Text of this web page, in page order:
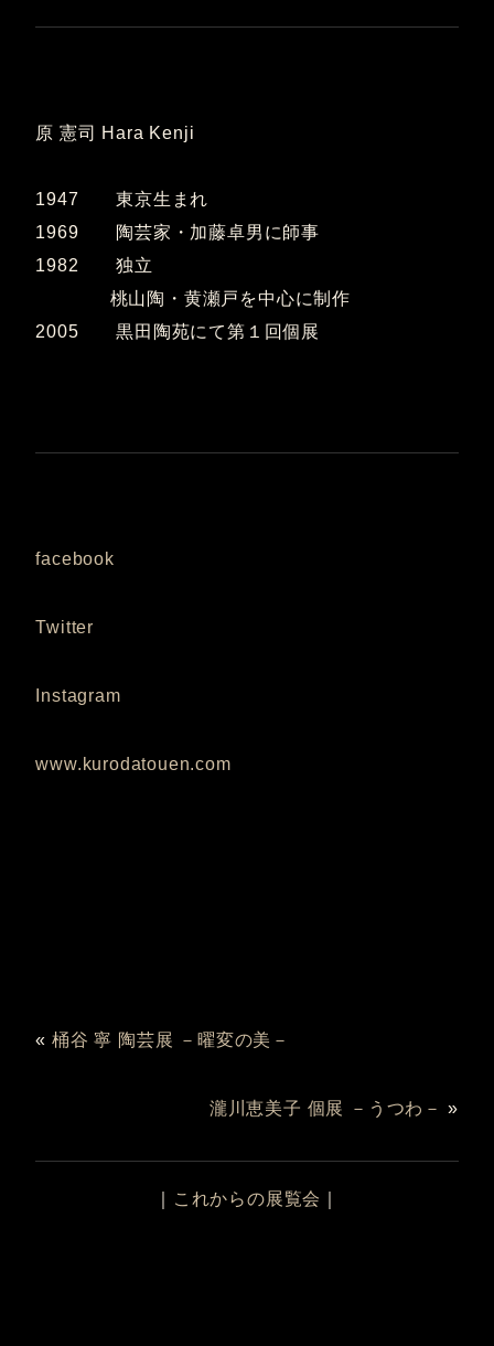
原 憲司 Hara Kenji
1947 東京生まれ
1969 陶芸家・加藤卓男に師事
1982 独立
桃山陶・黄瀬戸を中心に制作
2005 黒田陶苑にて第１回個展
facebook
Twitter
Instagram
www.kurodatouen.com
«桶谷 寧 陶芸展 －曜変の美－
瀧川恵美子 個展 －うつわ－ »
これからの展覧会